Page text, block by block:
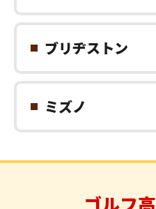
ブリヂストン
ミズノ
ゴルフ